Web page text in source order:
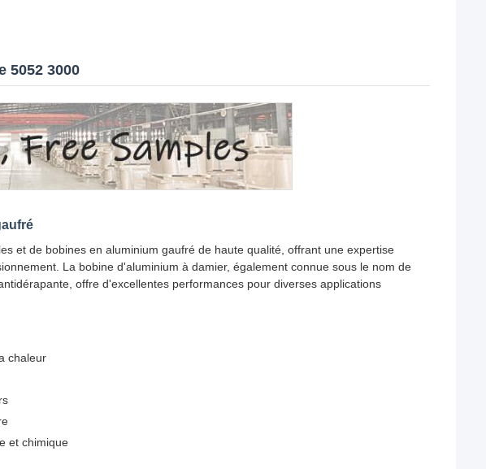
5052 3000
et de bobines en aluminium gaufré de haute qualité, offrant une expertise
La bobine d'aluminium à damier, également connue sous le nom de
offre d'excellentes performances pour diverses applications
chaleur
et chimique